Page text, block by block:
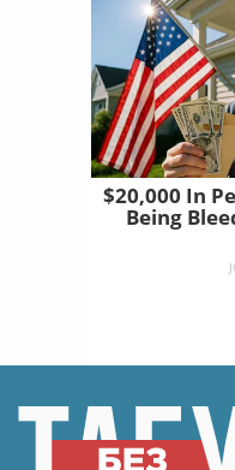
$20,000 In
Being